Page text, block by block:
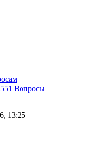
Вопросы
13:25